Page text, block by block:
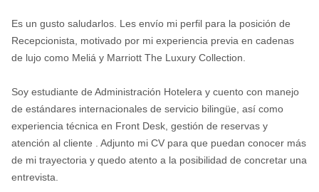
Es un gusto saludarlos. Les envío mi perfil para la posición de
Recepcionista, motivado por mi experiencia previa en cadenas
de lujo como Meliá y Marriott The Luxury Collection.
Soy estudiante de Administración Hotelera y cuento con manejo
de estándares internacionales de servicio bilingüe, así como
experiencia técnica en Front Desk, gestión de reservas y
atención al cliente . Adjunto mi CV para que puedan conocer más
de mi trayectoria y quedo atento a la posibilidad de concretar una
entrevista.